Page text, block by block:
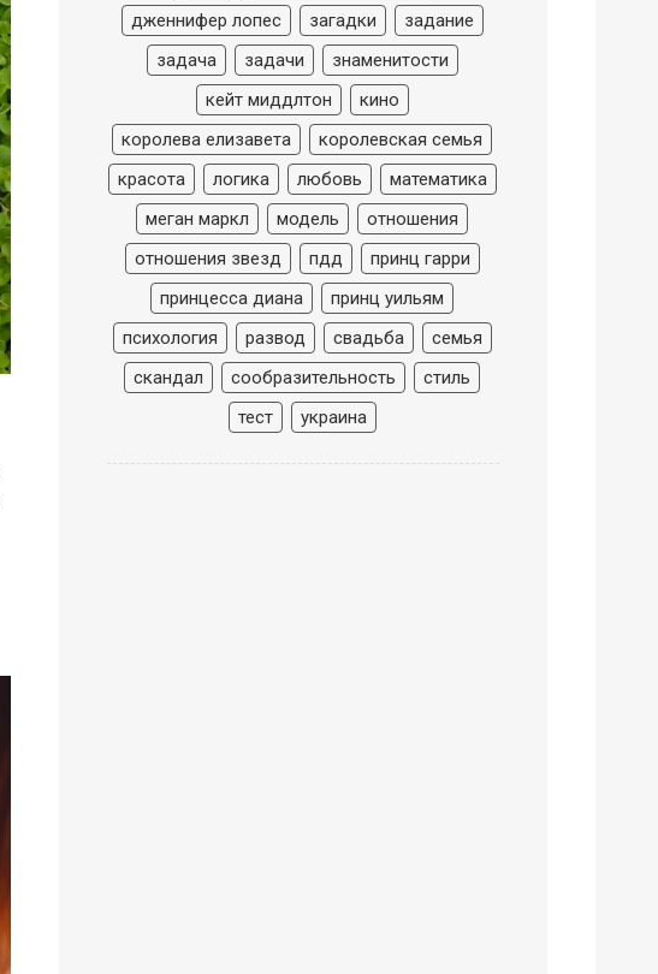
дженнифер лопес
загадки
задание
задача
задачи
знаменитости
кейт миддлтон
кино
королева елизавета
королевская семья
красота
логика любовь
математика
меган маркл
модель
отношения
отношения звезд
пдд
принц гарри
принцесса диана
принц уильям
психология
развод свадьба
семья
скандал
сообразительность
стиль
тест
украина